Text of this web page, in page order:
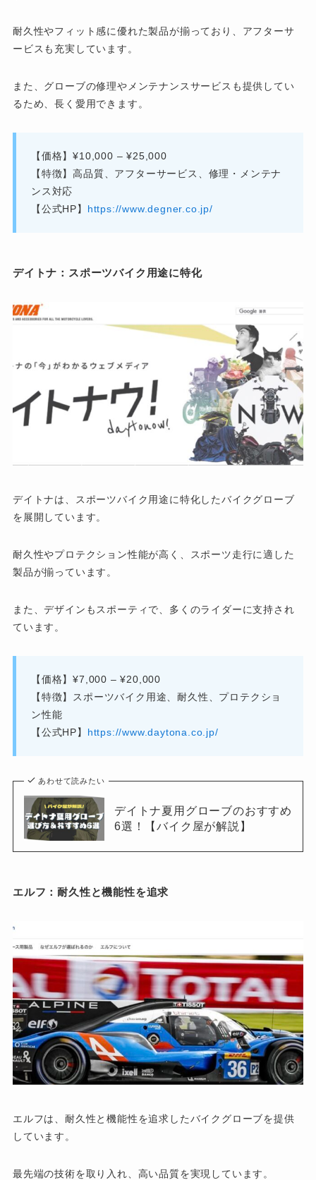
耐久性やフィット感に優れた製品が揃っており、アフターサ
ービスも充実しています。
また、グローブの修理やメンテナンスサービスも提供してい
るため、長く愛用できます。
【価格】¥10,000 – ¥25,000
【特徴】高品質、アフターサービス、修理・メンテナ
ンス対応
【公式HP】 https://www.degner.co.jp/
デイトナ：スポーツバイク用途に特化
デイトナは、スポーツバイク用途に特化したバイクグローブ
を展開しています。
耐久性やプロテクション性能が高く、スポーツ走行に適した
製品が揃っています。
また、デザインもスポーティで、多くのライダーに支持され
ています。
【価格】¥7,000 – ¥20,000
【特徴】スポーツバイク用途、耐久性、プロテクショ
ン性能
【公式HP】 https://www.daytona.co.jp/
あわせて読みたい
デイトナ夏用グローブのおすすめ
6選！【バイク屋が解説】
エルフ：耐久性と機能性を追求
エルフは、耐久性と機能性を追求したバイクグローブを提供
しています。
最先端の技術を取り入れ、高い品質を実現しています。